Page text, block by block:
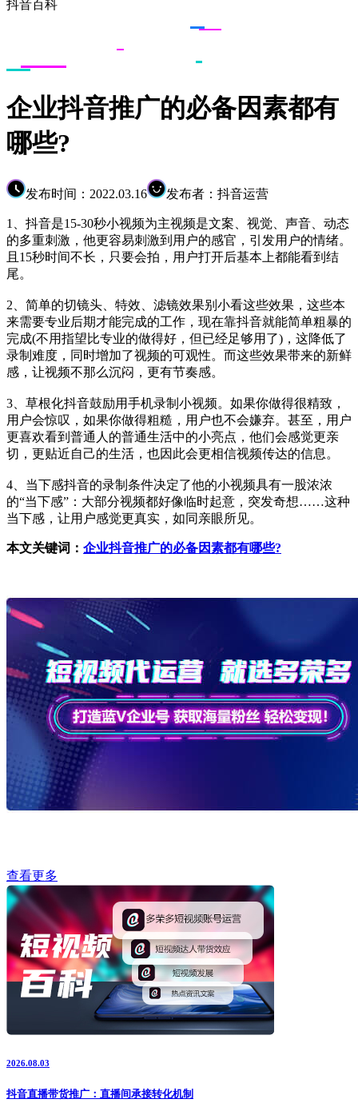
抖音百科
企业抖音推广的必备因素都有
哪些?
发布时间：2022.03.16 发布者：抖音运营
1、抖音是15-30秒小视频为主视频是文案、视觉、声音、动态
的多重刺激，他更容易刺激到用户的感官，引发用户的情绪。
且15秒时间不长，只要会拍，用户打开后基本上都能看到结
尾。
2、简单的切镜头、特效、滤镜效果别小看这些效果，这些本
来需要专业后期才能完成的工作，现在靠抖音就能简单粗暴的
完成(不用指望比专业的做得好，但已经足够用了)，这降低了
录制难度，同时增加了视频的可观性。而这些效果带来的新鲜
感，让视频不那么沉闷，更有节奏感。
3、草根化抖音鼓励用手机录制小视频。如果你做得很精致，
用户会惊叹，如果你做得粗糙，用户也不会嫌弃。甚至，用户
更喜欢看到普通人的普通生活中的小亮点，他们会感觉更亲
切，更贴近自己的生活，也因此会更相信视频传达的信息。
4、当下感抖音的录制条件决定了他的小视频具有一股浓浓
的“当下感”：大部分视频都好像临时起意，突发奇想……这种
当下感，让用户感觉更真实，如同亲眼所见。
本文关键词： 企业抖音推广的必备因素都有哪些?
查看更多
2026.08.03
抖音直播带货推广：直播间承接转化机制